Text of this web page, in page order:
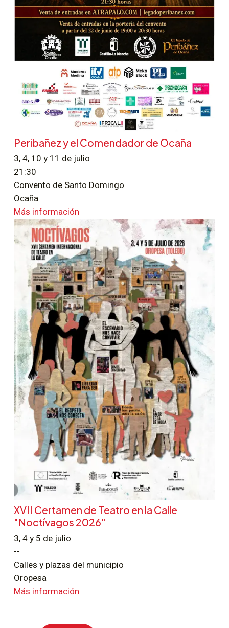
Peribañez y el Comendador de Ocaña
3, 4, 10 y 11 de julio
21:30
Convento de Santo Domingo
Ocaña
Más información
XVII Certamen de Teatro en la Calle
"Noctívagos 2026"
3, 4 y 5 de julio
--
Calles y plazas del municipio
Oropesa
Más información